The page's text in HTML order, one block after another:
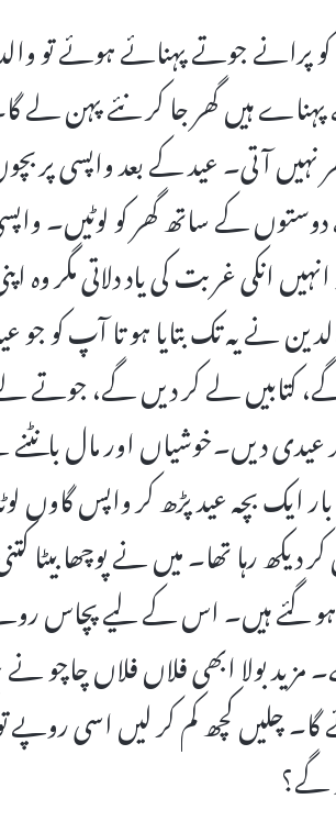
جوتے پہنائے ہوئے تو
ہیں گھر جا کر نئے پہن لے
آتی۔ عید کے بعد واپسی پر
کے ساتھ گھر کو لوٹیں۔
انکی غربت کی یاد دلاتی مگر وہ
نے یہ تک بتایا ہو تا آپ کو
کتابیں لے کر دیں گے، جوتے
دیں۔خوشیاں اور مال بانٹنے
ایک بچہ عید پڑھ کر واپس گاوں
رہا تھا۔ میں نے پوچھا بیٹا
گئے ہیں۔ اس کے لیے پچاس
بولا ابھی فلاں فلاں چاچو
چلیں کچھ کم کر لیں اسی روپے
گے؟